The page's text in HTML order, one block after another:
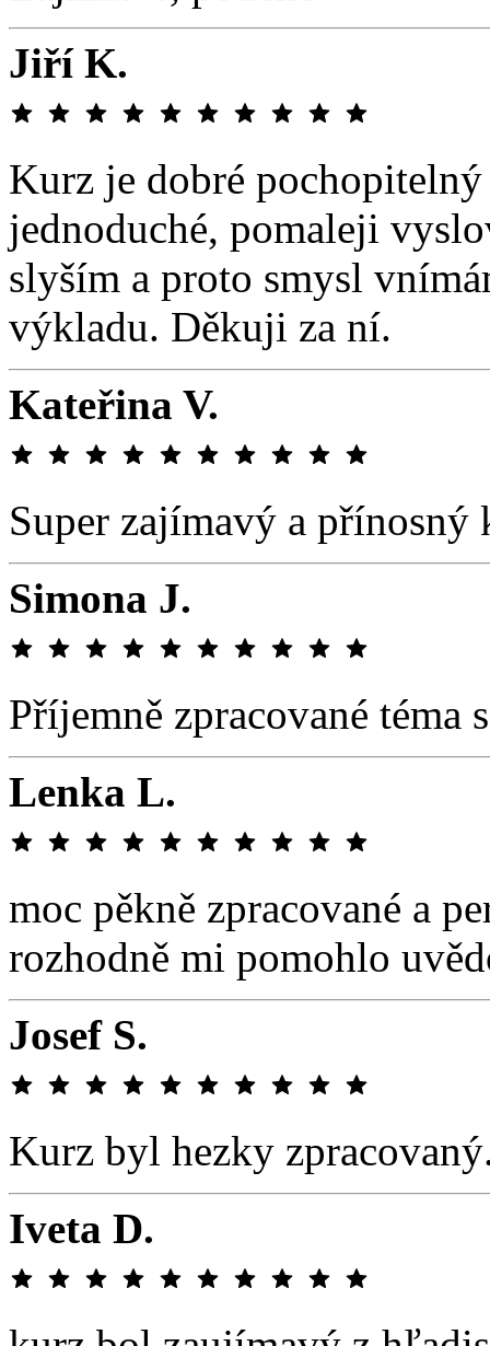
Jiří K.
Kurz je dobré
jednoduché, pomaleji
slyším a proto smysl
výkladu. Děkuji za ní.
Kateřina V.
Super zajímavý a přínosný
Simona J.
Příjemně zpracované téma
Lenka L.
moc pěkně zpracované a
rozhodně mi pomohlo
Josef S.
Kurz byl hezky
Iveta D.